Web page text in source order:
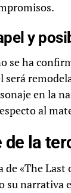
y
se ha
será
en la
al
de la
de «The
su narrativa